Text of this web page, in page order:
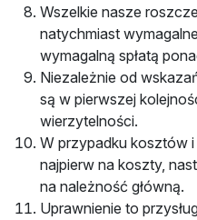
Wszelkie nasze
natychmiast
wymagalną spłatą
Niezależnie od
są w pierwszej
wierzytelności.
W przypadku kosztów
najpierw na koszty,
na należność główną.
Uprawnienie to